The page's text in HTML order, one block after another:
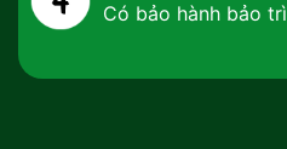
Có bảo hành bảo trì